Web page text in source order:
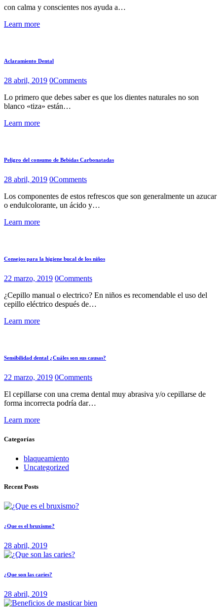
con calma y conscientes nos ayuda a…
Learn more
Aclaramiento Dental
28 abril, 2019 0Comments
Lo primero que debes saber es que los dientes naturales no son
blanco «tiza» están…
Learn more
Peligro del consumo de Bebidas Carbonatadas
28 abril, 2019 0Comments
Los componentes de estos refrescos que son generalmente un azucar
o endulcolorante, un ácido y…
Learn more
Consejos para la higiene bucal de los niños
22 marzo, 2019 0Comments
¿Cepillo manual o electrico? En niños es recomendable el uso del
cepillo eléctrico después de…
Learn more
Sensibilidad dental ¿Cuáles son sus causas?
22 marzo, 2019 0Comments
El cepillarse con una crema dental muy abrasiva y/o cepillarse de
forma incorrecta podría dar…
Learn more
Categorías
blaqueamiento
Uncategorized
Recent Posts
¿Que es el bruxismo?
28 abril, 2019
¿Que son las caries?
28 abril, 2019